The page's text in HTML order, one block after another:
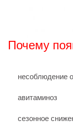
Почему
несоблюдение
авитаминоз
сезонное